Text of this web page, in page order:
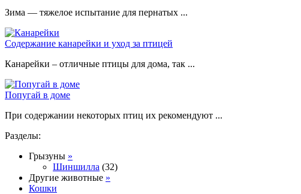
Зима — тяжелое испытание для пернатых ...
Содержание канарейки и уход за птицей
Канарейки – отличные птицы для дома, так ...
Попугай в доме
При содержании некоторых птиц их рекомендуют ...
Разделы:
Грызуны »
Шиншилла (32)
Другие животные »
Кошки